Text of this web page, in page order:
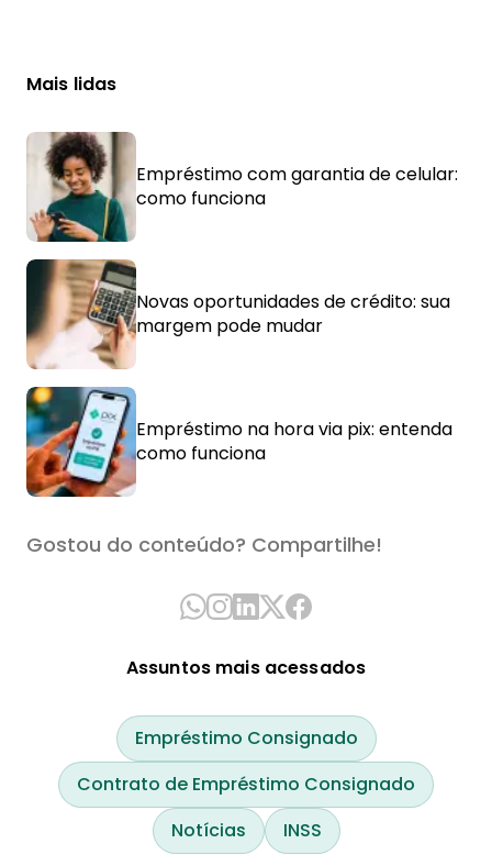
Mais lidas
Empréstimo com garantia de celular:
como funciona
Novas oportunidades de crédito: sua
margem pode mudar
Empréstimo na hora via pix: entenda
como funciona
Gostou do conteúdo? Compartilhe!
Assuntos mais acessados
Empréstimo Consignado
Contrato de Empréstimo Consignado
Notícias
INSS